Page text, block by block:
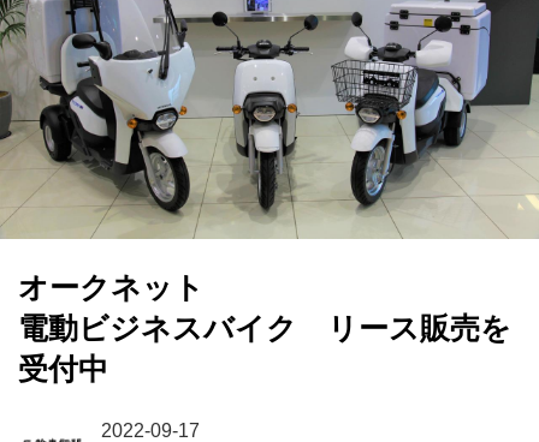
オークネット
電動ビジネスバイク リース販売を
受付中
2022-09-17